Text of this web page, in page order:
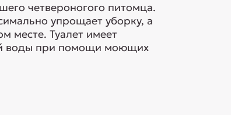
четвероногого питомца.
упрощает уборку, а
месте. Туалет имеет
воды при помощи моющих